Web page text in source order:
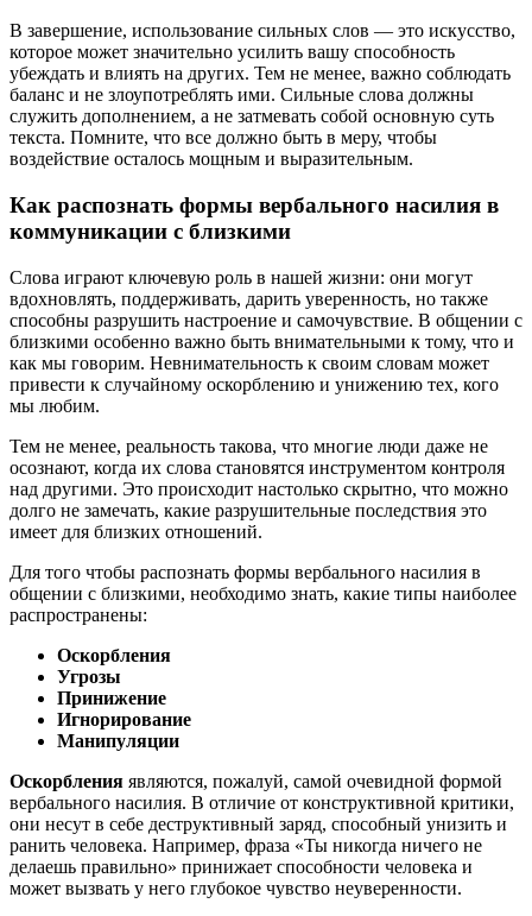
В завершение, использование сильных слов — это искусство,
которое может значительно усилить вашу способность
убеждать и влиять на других. Тем не менее, важно соблюдать
баланс и не злоупотреблять ими. Сильные слова должны
служить дополнением, а не затмевать собой основную суть
текста. Помните, что все должно быть в меру, чтобы
воздействие осталось мощным и выразительным.
Как распознать формы вербального насилия в
коммуникации с близкими
Слова играют ключевую роль в нашей жизни: они могут
вдохновлять, поддерживать, дарить уверенность, но также
способны разрушить настроение и самочувствие. В общении с
близкими особенно важно быть внимательными к тому, что и
как мы говорим. Невнимательность к своим словам может
привести к случайному оскорблению и унижению тех, кого
мы любим.
Тем не менее, реальность такова, что многие люди даже не
осознают, когда их слова становятся инструментом контроля
над другими. Это происходит настолько скрытно, что можно
долго не замечать, какие разрушительные последствия это
имеет для близких отношений.
Для того чтобы распознать формы вербального насилия в
общении с близкими, необходимо знать, какие типы наиболее
распространены:
Оскорбления
Угрозы
Принижение
Игнорирование
Манипуляции
Оскорбления являются, пожалуй, самой очевидной формой
вербального насилия. В отличие от конструктивной критики,
они несут в себе деструктивный заряд, способный унизить и
ранить человека. Например, фраза «Ты никогда ничего не
делаешь правильно» принижает способности человека и
может вызвать у него глубокое чувство неуверенности.